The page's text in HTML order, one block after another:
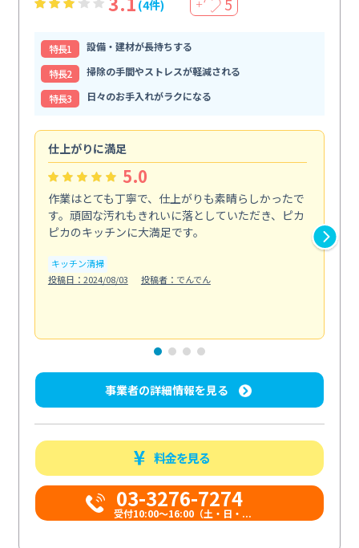
(4件) ＋ 5
特⻑1
設備・建材が長持ちする
特⻑2
掃除の手間やストレスが軽減される
特⻑3
日々のお手入れがラクになる
仕上がりに満足
5.0
作業はとても丁寧で、仕上がりも素晴らしかったで
す。頑固な汚れもきれいに落としていただき、ピカ
ピカのキッチンに大満足です。
キッチン清掃
投稿日：2024/08/03
投稿者：でんでん
事業者の詳細情報を見る
料金を見る
03-3276-7274
受付10:00〜16:00（土・日・...